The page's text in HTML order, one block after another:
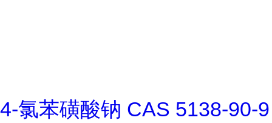
4-氯苯磺酸钠 CAS 5138-90-9